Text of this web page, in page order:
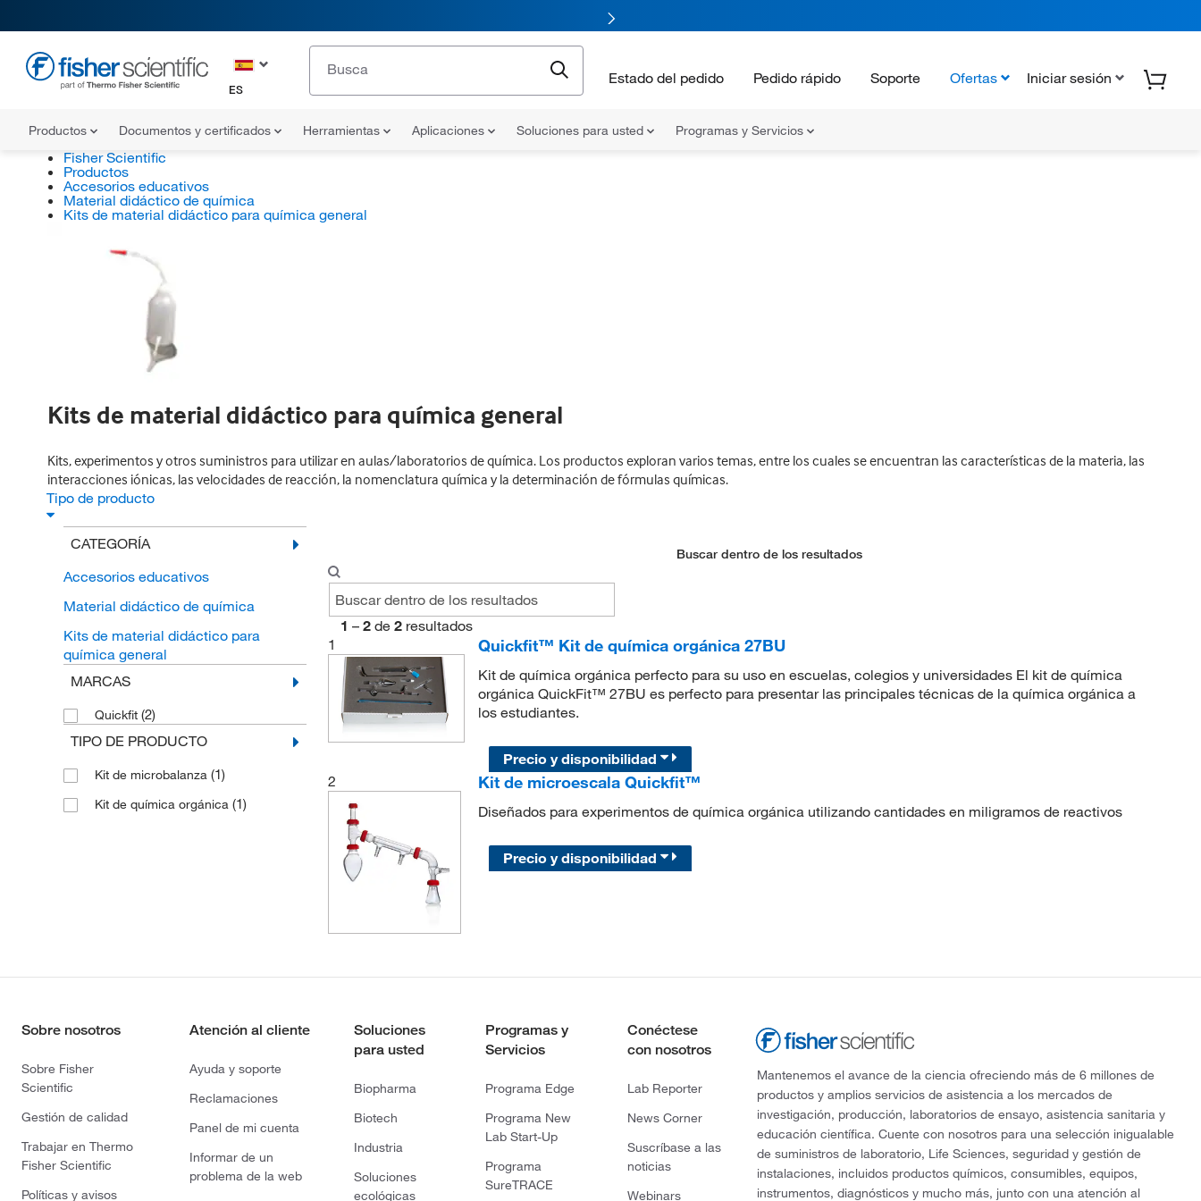
ES
Estado del pedido Pedido rápido Soporte Ofertas Iniciar sesión
Productos Documentos y certificados Herramientas Aplicaciones Soluciones para usted Programas y Servicios
Fisher Scientific
Productos
Accesorios educativos
Material didáctico de química
Kits de material didáctico para química general
Kits de material didáctico para química general
Kits, experimentos y otros suministros para utilizar en aulas/laboratorios de química. Los productos exploran varios temas, entre los cuales se encuentran las características de la materia, las
interacciones iónicas, las velocidades de reacción, la nomenclatura química y la determinación de fórmulas químicas.
Tipo de producto
CATEGORÍA
Accesorios educativos
Material didáctico de química
Kits de material didáctico para
química general
MARCAS
Quickfit (2)
TIPO DE PRODUCTO
Kit de microbalanza (1)
Kit de química orgánica (1)
Buscar dentro de los resultados
1 – 2 de 2 resultados
1
Quickfit™ Kit de química orgánica 27BU
Kit de química orgánica perfecto para su uso en escuelas, colegios y universidades El kit de química
orgánica QuickFit™ 27BU es perfecto para presentar las principales técnicas de la química orgánica a
los estudiantes.
Precio y disponibilidad
2
Kit de microescala Quickfit™
Diseñados para experimentos de química orgánica utilizando cantidades en miligramos de reactivos
Precio y disponibilidad
Sobre nosotros
Sobre Fisher
Scientific
Gestión de calidad
Trabajar en Thermo
Fisher Scientific
Políticas y avisos
Atención al cliente
Ayuda y soporte
Reclamaciones
Panel de mi cuenta
Informar de un
problema de la web
Soluciones
para usted
Biopharma
Biotech
Industria
Soluciones
ecológicas
Programas y
Servicios
Programa Edge
Programa New
Lab Start-Up
Programa
SureTRACE
Conéctese
con nosotros
Lab Reporter
News Corner
Suscríbase a las
noticias
Webinars
Mantenemos el avance de la ciencia ofreciendo más de 6 millones de
productos y amplios servicios de asistencia a los mercados de
investigación, producción, laboratorios de ensayo, asistencia sanitaria y
educación científica. Cuente con nosotros para una selección inigualable
de suministros de laboratorio, Life Sciences, seguridad y gestión de
instalaciones, incluidos productos químicos, consumibles, equipos,
instrumentos, diagnósticos y mucho más, junto con una atención al